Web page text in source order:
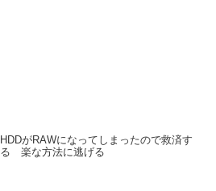
HDDがRAWになってしまったので救済す
る 楽な方法に逃げる